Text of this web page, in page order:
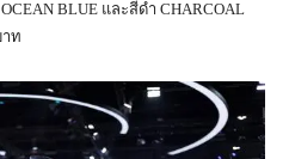
BLUE และสีดำ CHARCOAL
ท